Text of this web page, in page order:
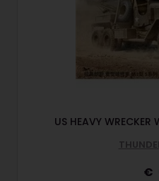
US HEAVY WRECKER